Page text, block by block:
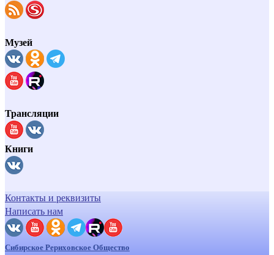
Музей
Трансляции
Книги
Контакты и реквизиты
Написать нам
Сибирское Рериховское Общество